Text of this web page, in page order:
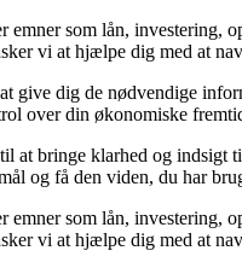
emner som lån, investering,
vi at hjælpe dig med at
give dig de nødvendige
over din økonomiske
at bringe klarhed og
og få den viden, du har
emner som lån, investering,
vi at hjælpe dig med at